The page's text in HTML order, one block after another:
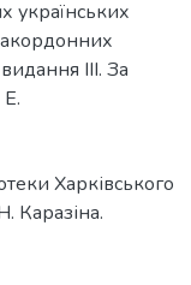
українських
ІІІ. За
Харківського
Каразіна.